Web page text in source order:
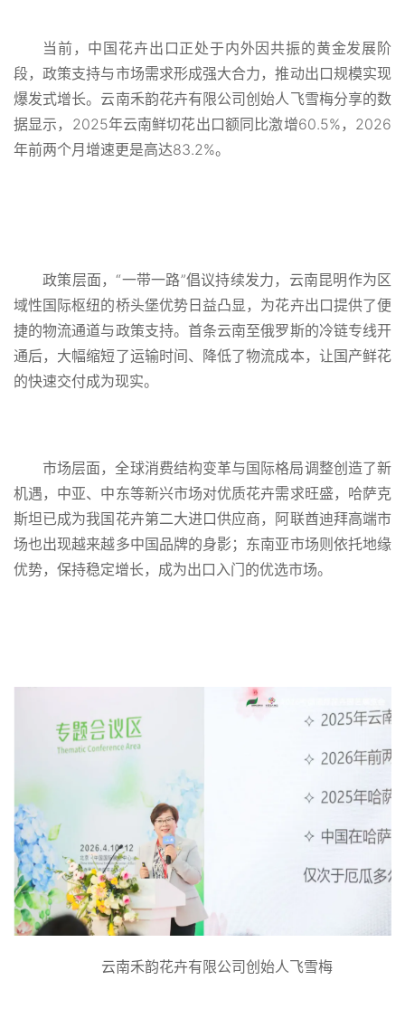
当前，中国花卉出口正处于内外因共振的黄金发展阶
段，政策支持与市场需求形成强大合力，推动出口规模实现
爆发式增长。云南禾韵花卉有限公司创始人飞雪梅分享的数
据显示，2025年云南鲜切花出口额同比激增60.5%，2026
年前两个月增速更是高达83.2%。
政策层面，“一带一路”倡议持续发力，云南昆明作为区
域性国际枢纽的桥头堡优势日益凸显，为花卉出口提供了便
捷的物流通道与政策支持。首条云南至俄罗斯的冷链专线开
通后，大幅缩短了运输时间、降低了物流成本，让国产鲜花
的快速交付成为现实。
市场层面，全球消费结构变革与国际格局调整创造了新
机遇，中亚、中东等新兴市场对优质花卉需求旺盛，哈萨克
斯坦已成为我国花卉第二大进口供应商，阿联酋迪拜高端市
场也出现越来越多中国品牌的身影；东南亚市场则依托地缘
优势，保持稳定增长，成为出口入门的优选市场。
云南禾韵花卉有限公司创始人飞雪梅